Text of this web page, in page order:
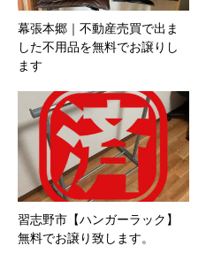
幕張本郷｜不動産売買で出ま
した不用品を無料でお譲りし
ます
習志野市【ハンガーラック】
無料でお譲り致します。